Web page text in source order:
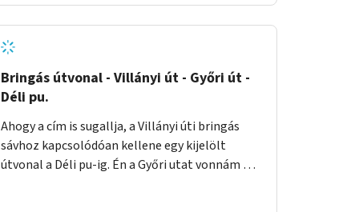
technológia költséghatékony megoldás,
könnyen telepíthető és karbantartható, így
ideális választás a közösségi költségvetés
Bringás útvonal - Villányi út - Győri út -
Déli pu.
Ahogy a cím is sugallja, a Villányi úti bringás
sávhoz kapcsolódóan kellene egy kijelölt
útvonal a Déli pu-ig. Én a Győri utat vonnám be